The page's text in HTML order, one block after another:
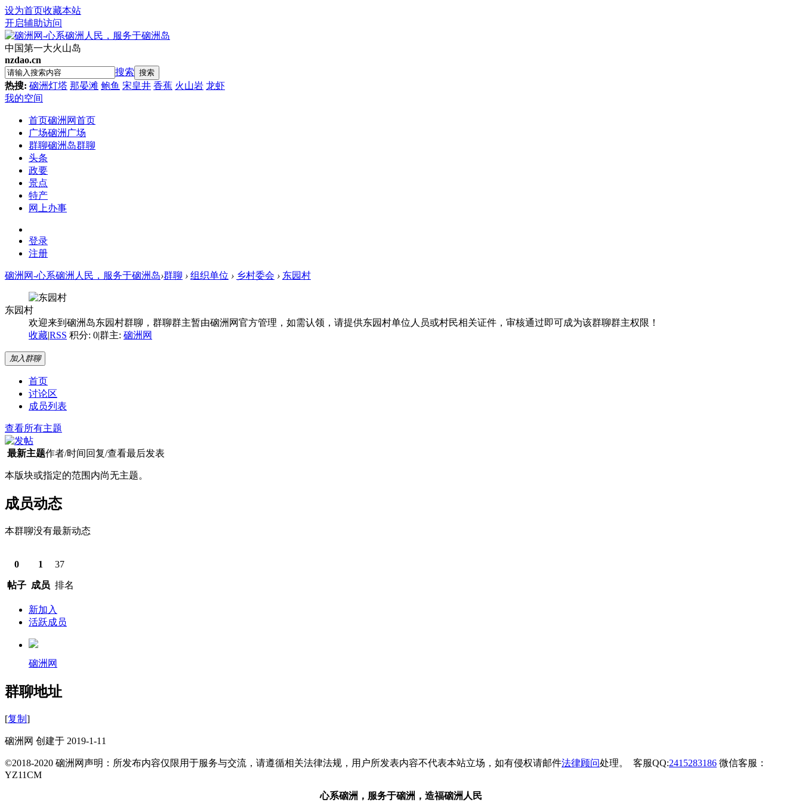
设为首页收藏本站
开启辅助访问
中国第一大火山岛
nzdao.cn
搜索 搜索
热搜: 硇洲灯塔 那晏滩 鲍鱼 宋皇井 香蕉 火山岩 龙虾
我的空间
首页硇洲网首页
广场硇洲广场
群聊硇洲岛群聊
头条
政要
景点
特产
网上办事
登录
注册
硇洲网-心系硇洲人民，服务于硇洲岛›群聊 › 组织单位 › 乡村委会 › 东园村
东园村
欢迎来到硇洲岛东园村群聊，群聊群主暂由硇洲网官方管理，如需认领，请提供东园村单位人员或村民相关证件，审核通过即可成为该群聊群主权限！
收藏|RSS 积分: 0|群主: 硇洲网
加入群聊
首页
讨论区
成员列表
查看所有主题
最新主题作者/时间 回复/查看最后发表
本版块或指定的范围内尚无主题。
成员动态
本群聊没有最新动态
0
帖子
1
成员
37
排名
新加入
活跃成员
硇洲网
群聊地址
[复制 ]
硇洲网 创建于 2019-1-11
©2018-2020 硇洲网声明：所发布内容仅限用于服务与交流，请遵循相关法律法规，用户所发表内容不代表本站立场，如有侵权请邮件法律顾问处理。 客服QQ:2415283186 微信客服：
YZ11CM
心系硇洲，服务于硇洲，造福硇洲人民